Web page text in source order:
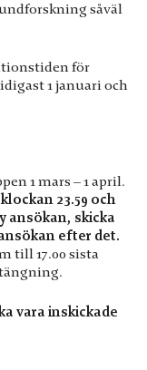
såväl
för
1 januari och
1 mars – 1 april.
23.59 och
ansökan, skicka
efter det.
till 17.00 sista
vara inskickade